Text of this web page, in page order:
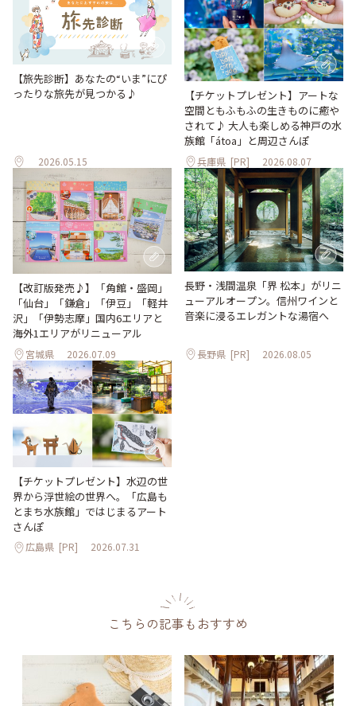
【旅先診断】あなたの“いま”にぴ
ったりな旅先が見つかる♪
2026.05.15
【チケットプレゼント】アートな
空間ともふもふの生きものに癒や
されて♪ 大人も楽しめる神戸の水
族館「átoa」と周辺さんぽ
兵庫県 [PR] 2026.08.07
【改訂版発売♪】「角館・盛岡」
「仙台」「鎌倉」「伊豆」「軽井
沢」「伊勢志摩」国内6エリアと
海外1エリアがリニューアル
宮城県 2026.07.09
長野・浅間温泉「界 松本」がリニ
ューアルオープン。信州ワインと
音楽に浸るエレガントな湯宿へ
長野県 [PR] 2026.08.05
【チケットプレゼント】水辺の世
界から浮世絵の世界へ。「広島も
とまち水族館」ではじまるアート
さんぽ
広島県 [PR] 2026.07.31
こちらの記事もおすすめ